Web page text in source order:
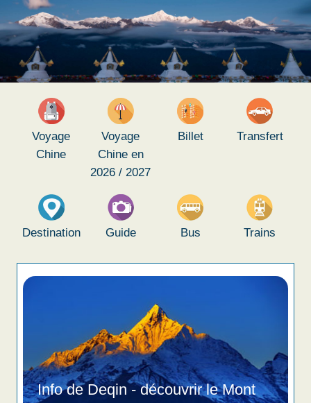
Voyage
Chine
Voyage
Chine en
2026 / 2027
Billet Transfert
Destination Guide Bus Trains
Info de Deqin - découvrir le Mont